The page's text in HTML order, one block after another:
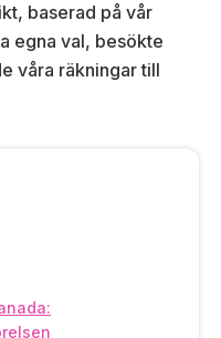
baserad på vår
egna val, besökte
våra räkningar till